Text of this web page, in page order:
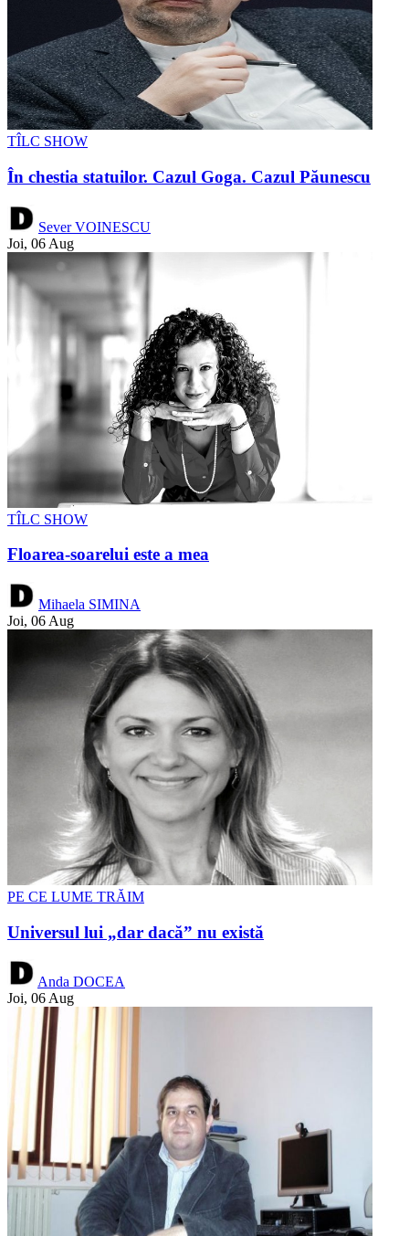
TÎLC SHOW
În chestia statuilor. Cazul Goga. Cazul Păunescu
Sever VOINESCU
Joi, 06 Aug
TÎLC SHOW
Floarea-soarelui este a mea
Mihaela SIMINA
Joi, 06 Aug
PE CE LUME TRĂIM
Universul lui „dar dacă” nu există
Anda DOCEA
Joi, 06 Aug